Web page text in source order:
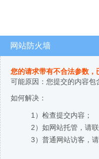
网站防火墙
您的请求带有不合法参数，
可能原因：您提交的内容包
如何解决：
1）检查提交内容；
2）如网站托管，请
3）普通网站访客，